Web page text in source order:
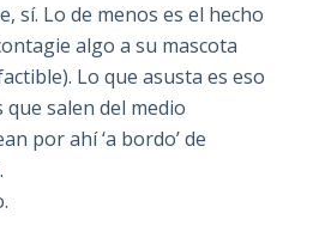
sí. Lo de menos es el hecho
algo a su mascota
Lo que asusta es eso
salen del medio
por ahí ‘a bordo’ de